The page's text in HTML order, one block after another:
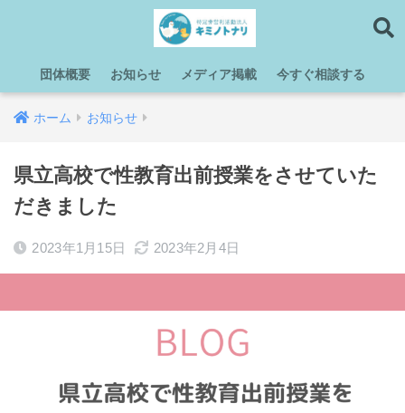
団体概要 お知らせ メディア掲載 今すぐ相談する
ホーム お知らせ
県立高校で性教育出前授業をさせていた
だきました
2023年1月15日 2023年2月4日